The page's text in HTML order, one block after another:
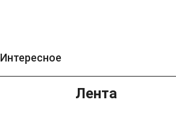
Интересное
Лента